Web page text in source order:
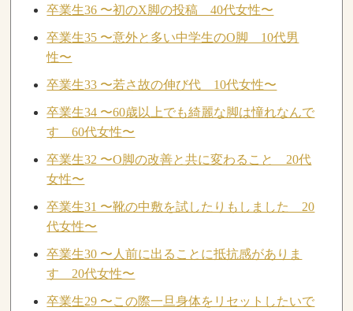
卒業生36 〜初のX脚の投稿 40代女性〜
卒業生35 〜意外と多い中学生のO脚 10代男
性〜
卒業生33 〜若さ故の伸び代 10代女性〜
卒業生34 〜60歳以上でも綺麗な脚は憧れなんで
す 60代女性〜
卒業生32 〜O脚の改善と共に変わること 20代
女性〜
卒業生31 〜靴の中敷を試したりもしました 20
代女性〜
卒業生30 〜人前に出ることに抵抗感がありま
す 20代女性〜
卒業生29 〜この際一旦身体をリセットしたいで